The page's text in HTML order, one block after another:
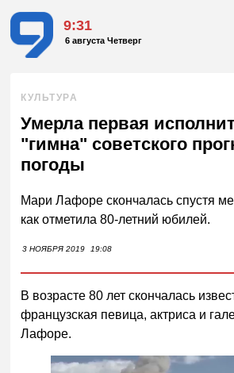
9:31
6 августа Четверг
КУЛЬТУРА
Умерла первая
"гимна" советского
погоды
Мари Лафоре скончалась спустя
как отметила 80-летний юбилей.
3 НОЯБРЯ 2019 19:08
В возрасте 80 лет скончалась
французская певица, актриса и
Лафоре.